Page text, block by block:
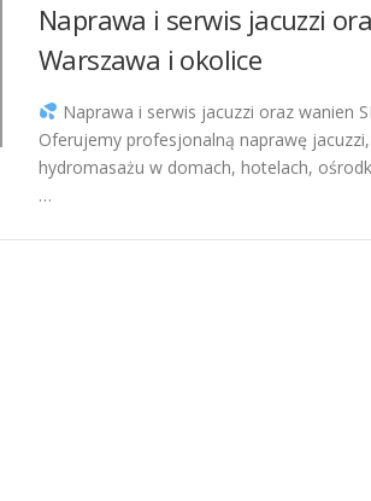
Naprawa i serwis jacuzzi
Warszawa i okolice
Naprawa i serwis jacuzzi oraz wanien
Oferujemy profesjonalną naprawę
hydromasażu w domach, hotelach,
…